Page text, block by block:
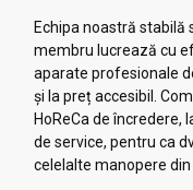
Echipa noastră stabilă
membru lucrează cu
aparate profesionale
și la preț accesibil.
HoReCa de
de service, pentru ca
celelalte manopere din